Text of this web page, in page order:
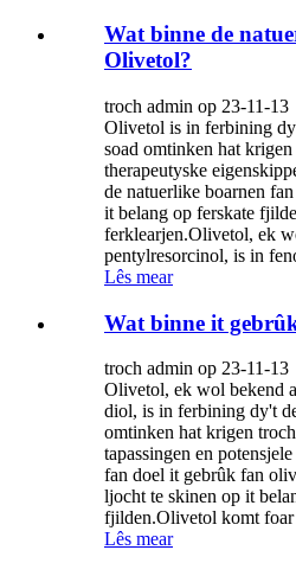
Wat binne de
Olivetol?
troch admin op 23-11-13
Olivetol is in ferbining
soad omtinken hat
therapeutyske
de natuerlike boarnen
it belang op ferskate
ferklearjen.Olivetol, ek
pentylresorcinol, is in
Lês mear
Wat binne it
troch admin op 23-11-13
Olivetol, ek wol bekend
diol, is in ferbining dy't
omtinken hat krigen
tapassingen en
fan doel it gebrûk fan
ljocht te skinen op it
fjilden.Olivetol komt foar
Lês mear